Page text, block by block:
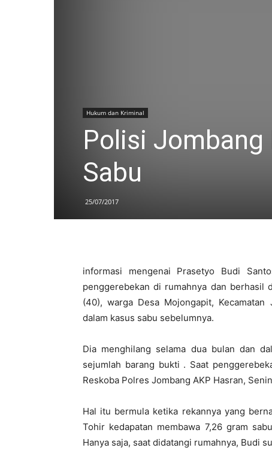
Hukum dan Kriminal
Polisi Jombang
Sabu
25/07/2017
informasi mengenai Prasetyo Budi
penggerebekan di rumahnya dan berhasil
(40), warga Desa Mojongapit, Kecamatan
dalam kasus sabu sebelumnya.
Dia menghilang selama dua bulan dan
sejumlah barang bukti . Saat
Reskoba Polres Jombang AKP Hasran,
Hal itu bermula ketika rekannya yang
Tohir kedapatan membawa 7,26 gram
Hanya saja, saat didatangi rumahnya, Budi